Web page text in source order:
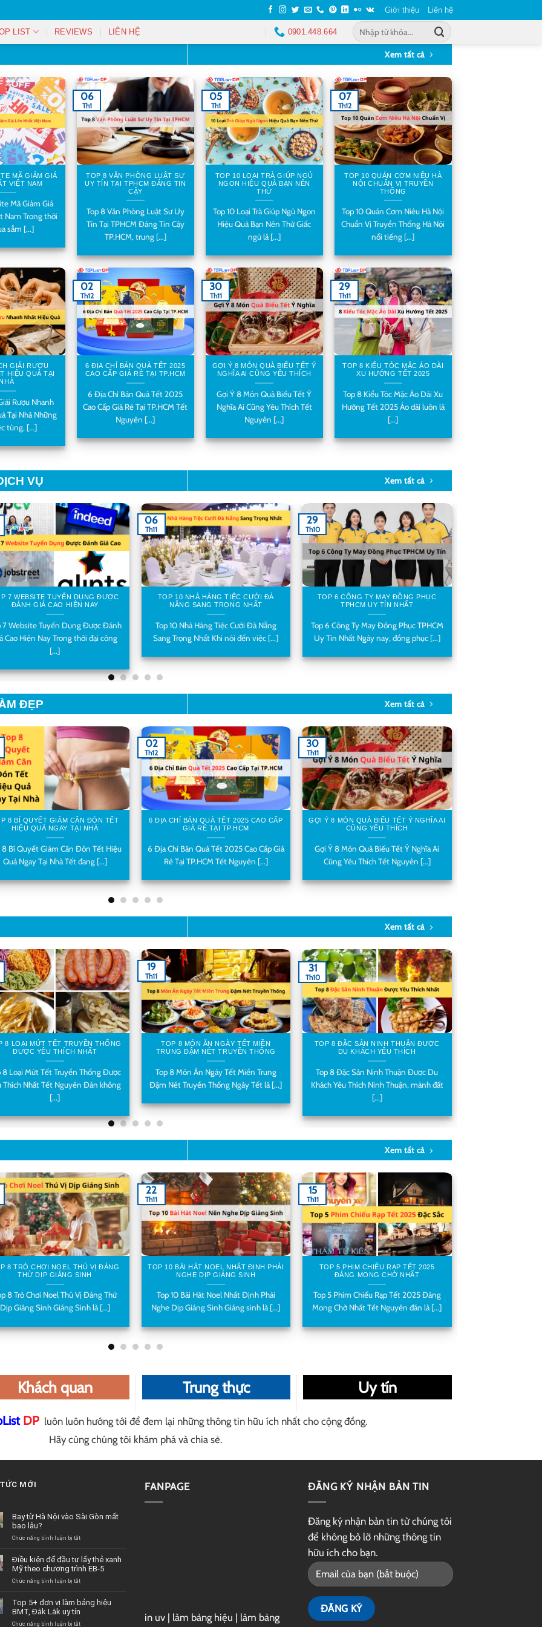
Giới thiệu Liên hệ
LIST REVIEWS LIÊN HỆ 0901.448.664
Xem tất cả
MÃ GIẢM GIÁ
VIỆT NAM
Mã Giảm Giá
Nam Trong thời
sắm [...]
TOP 8 VĂN PHÒNG LUẬT SƯ
UY TÍN TẠI TPHCM ĐÁNG TIN
CẬY
Top 8 Văn Phòng Luật Sư Uy
Tín Tại TPHCM Đáng Tin Cậy
TP.HCM, trung [...]
06
Th1
TOP 10 LOẠI TRÀ GIÚP NGỦ
NGON HIỆU QUẢ BẠN NÊN
THỬ
Top 10 Loại Trà Giúp Ngủ Ngon
Hiệu Quả Bạn Nên Thử Giấc
ngủ là [...]
05
Th1
TOP 10 QUÁN CƠM NIÊU HÀ
NỘI CHUẨN VỊ TRUYỀN
THỐNG
Top 10 Quán Cơm Niêu Hà Nội
Chuẩn Vị Truyền Thống Hà Nội
nổi tiếng [...]
07
Th12
GIẢI RƯỢU
HIỆU QUẢ TẠI
NHÀ
Rượu Nhanh
Tại Nhà Những
tùng, [...]
6 ĐỊA CHỈ BÁN QUÀ TẾT 2025
CAO CẤP GIÁ RẺ TẠI TP.HCM
6 Địa Chỉ Bán Quà Tết 2025
Cao Cấp Giá Rẻ Tại TP.HCM Tết
Nguyên [...]
02
Th12
GỢI Ý 8 MÓN QUÀ BIẾU TẾT Ý
NGHĨA AI CŨNG YÊU THÍCH
Gợi Ý 8 Món Quà Biếu Tết Ý
Nghĩa Ai Cũng Yêu Thích Tết
Nguyên [...]
30
Th11
TOP 8 KIỂU TÓC MẶC ÁO DÀI
XU HƯỚNG TẾT 2025
Top 8 Kiểu Tóc Mặc Áo Dài Xu
Hướng Tết 2025 Áo dài luôn là
[...]
29
Th11
VỤ Xem tất cả
7 WEBSITE TUYỂN DỤNG ĐƯỢC
ĐÁNH GIÁ CAO HIỆN NAY
7 Website Tuyển Dụng Được Đánh
Cao Hiện Nay Trong thời đại công
[...]
TOP 10 NHÀ HÀNG TIỆC CƯỚI ĐÀ
NẴNG SANG TRỌNG NHẤT
Top 10 Nhà Hàng Tiệc Cưới Đà Nẵng
Sang Trọng Nhất Khi nói đến việc [...]
06
Th11
TOP 6 CÔNG TY MAY ĐỒNG PHỤC
TPHCM UY TÍN NHẤT
Top 6 Công Ty May Đồng Phục TPHCM
Uy Tín Nhất Ngày nay, đồng phục [...]
29
Th10
ĐẸP Xem tất cả
8 BÍ QUYẾT GIẢM CÂN ĐÓN TẾT
HIỆU QUẢ NGAY TẠI NHÀ
8 Bí Quyết Giảm Cân Đón Tết Hiệu
Quả Ngay Tại Nhà Tết đang [...]
6 ĐỊA CHỈ BÁN QUÀ TẾT 2025 CAO CẤP
GIÁ RẺ TẠI TP.HCM
6 Địa Chỉ Bán Quà Tết 2025 Cao Cấp Giá
Rẻ Tại TP.HCM Tết Nguyên [...]
02
Th12
GỢI Ý 8 MÓN QUÀ BIẾU TẾT Ý NGHĨA AI
CŨNG YÊU THÍCH
Gợi Ý 8 Món Quà Biếu Tết Ý Nghĩa Ai
Cũng Yêu Thích Tết Nguyên [...]
30
Th11
Xem tất cả
8 LOẠI MỨT TẾT TRUYỀN THỐNG
ĐƯỢC YÊU THÍCH NHẤT
8 Loại Mứt Tết Truyền Thống Được
Thích Nhất Tết Nguyên Đán không
[...]
TOP 8 MÓN ĂN NGÀY TẾT MIỀN
TRUNG ĐẬM NÉT TRUYỀN THỐNG
Top 8 Món Ăn Ngày Tết Miền Trung
Đậm Nét Truyền Thống Ngày Tết là [...]
19
Th11
TOP 8 ĐẶC SẢN NINH THUẬN ĐƯỢC
DU KHÁCH YÊU THÍCH
Top 8 Đặc Sản Ninh Thuận Được Du
Khách Yêu Thích Ninh Thuận, mảnh đất
[...]
31
Th10
Xem tất cả
8 TRÒ CHƠI NOEL THÚ VỊ ĐÁNG
THỬ DỊP GIÁNG SINH
8 Trò Chơi Noel Thú Vị Đáng Thử
Dịp Giáng Sinh Giáng Sinh là [...]
TOP 10 BÀI HÁT NOEL NHẤT ĐỊNH PHẢI
NGHE DỊP GIÁNG SINH
Top 10 Bài Hát Noel Nhất Định Phải
Nghe Dịp Giáng Sinh Giáng sinh là [...]
22
Th11
TOP 5 PHIM CHIẾU RẠP TẾT 2025
ĐÁNG MONG CHỜ NHẤT
Top 5 Phim Chiếu Rạp Tết 2025 Đáng
Mong Chờ Nhất Tết Nguyên đán là [...]
15
Th11
Khách quan Trung thực Uy tín
DP luôn luôn hướng tới để đem lại những thông tin hữu ích nhất cho cộng đồng.
Hãy cùng chúng tôi khám phá và chia sẻ.
MỚI
Bay từ Hà Nội vào Sài Gòn mất
bao lâu?
Chức năng bình luận bị tắtở
Hà
Nội
vào
mất
lâu?
Điều kiện để đầu tư lấy thẻ xanh
Mỹ theo chương trình EB-5
Chức năng bình luận bị tắtở
để
tư
Top 5+ đơn vị làm bảng hiệu
BMT, Đắk Lắk uy tín
Chức năng bình luận bị tắtở
FANPAGE
in uv | làm bảng hiệu | làm bảng
ĐĂNG KÝ NHẬN BẢN TIN
Đăng ký nhận bản tin từ chúng tôi
để không bỏ lỡ những thông tin
hữu ích cho bạn.